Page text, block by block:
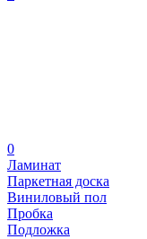
0
Ламинат
Паркетная доска
Виниловый пол
Пробка
Подложка